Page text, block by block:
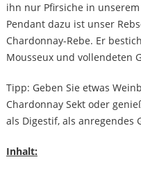
ihn nur Pfirsiche in
Pendant dazu ist unser
Chardonnay-Rebe. Er
Mousseux und vollendeten
Tipp: Geben Sie etwas
Chardonnay Sekt oder
als Digestif, als anregendes
Inhalt: